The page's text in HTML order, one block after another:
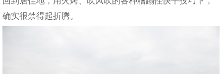
确实很禁得起折腾。